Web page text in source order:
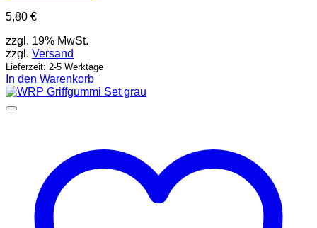
5,80 €
zzgl. 19% MwSt.
zzgl. Versand
Lieferzeit: 2-5 Werktage
In den Warenkorb